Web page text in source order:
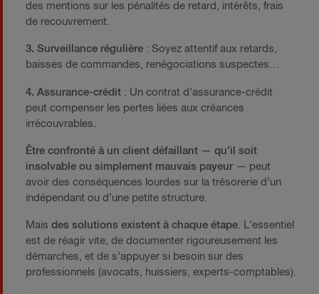
des mentions sur les pénalités de retard, intérêts, frais
de recouvrement.
3. Surveillance régulière : Soyez attentif aux retards,
baisses de commandes, renégociations suspectes…
4. Assurance-crédit : Un contrat d’assurance-crédit
peut compenser les pertes liées aux créances
irrécouvrables.
Être confronté à un client défaillant — qu’il soit
insolvable ou simplement mauvais payeur — peut
avoir des conséquences lourdes sur la trésorerie d’un
indépendant ou d’une petite structure.
Mais des solutions existent à chaque étape. L’essentiel
est de réagir vite, de documenter rigoureusement les
démarches, et de s’appuyer si besoin sur des
professionnels (avocats, huissiers, experts-comptables).